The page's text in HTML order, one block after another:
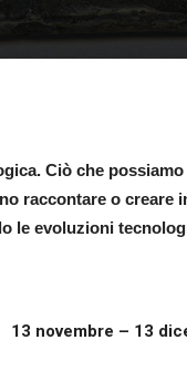
Ciò che
raccontare o creare
le evoluzioni
13 novembre – 13